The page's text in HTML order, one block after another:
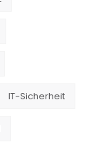
IT-Sicherheit